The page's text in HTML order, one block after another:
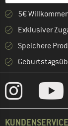
5€
Exklusiver
Speichere
KUNDENSERVICE